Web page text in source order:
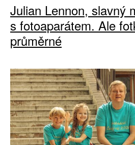
Julian Lennon, slavný
s fotoaparátem. Ale
průměrné